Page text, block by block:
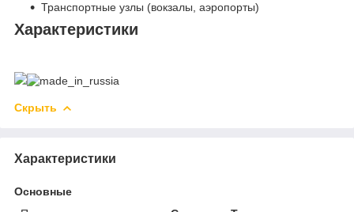
Транспортные узлы (вокзалы, аэропорты)
Характеристики
Скрыть
Характеристики
Основные